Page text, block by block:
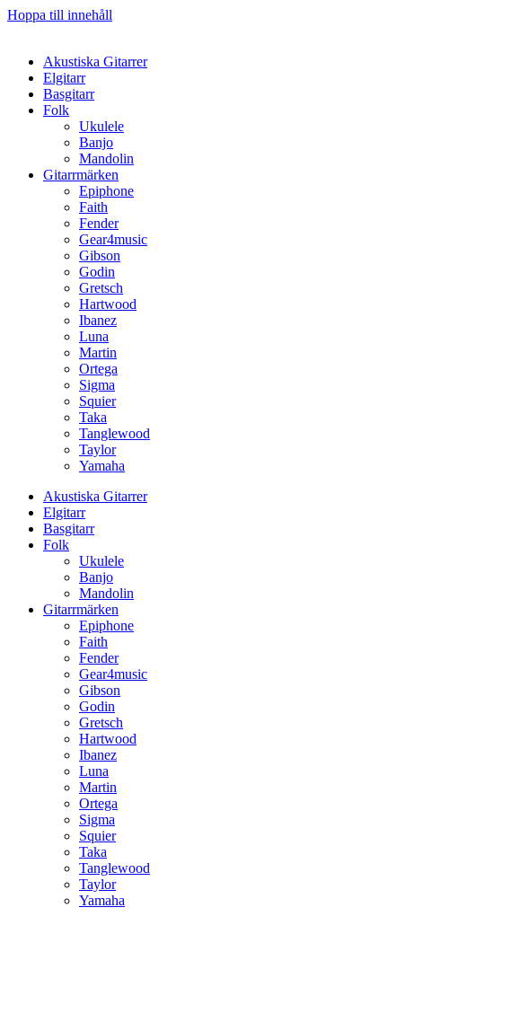
Hoppa till innehåll
Akustiska Gitarrer
Elgitarr
Basgitarr
Folk
Ukulele
Banjo
Mandolin
Gitarrmärken
Epiphone
Faith
Fender
Gear4music
Gibson
Godin
Gretsch
Hartwood
Ibanez
Luna
Martin
Ortega
Sigma
Squier
Taka
Tanglewood
Taylor
Yamaha
Akustiska Gitarrer
Elgitarr
Basgitarr
Folk
Ukulele
Banjo
Mandolin
Gitarrmärken
Epiphone
Faith
Fender
Gear4music
Gibson
Godin
Gretsch
Hartwood
Ibanez
Luna
Martin
Ortega
Sigma
Squier
Taka
Tanglewood
Taylor
Yamaha